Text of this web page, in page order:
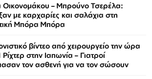
– Μπρούνο Τσερέλα:
με καρχαρίες και σαλάχια στη
Μπόρα Μπόρα
βίντεο από χειρουργείο την ώρα
Ρίχτερ στην Ιαπωνία – Γιατροί
τον ασθενή για να τον σώσουν